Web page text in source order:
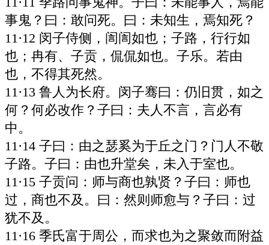
事鬼？曰：敢问死。曰：未知生，焉知死？
11·12 闵子侍侧，訚訚如也；子路，行行如
也；冉有、子贡，侃侃如也。子乐。若由
也，不得其死然。
11·13 鲁人为长府。闵子骞曰：仍旧贯，如之
何？何必改作？子曰：夫人不言，言必有
中。
11·14 子曰：由之瑟奚为于丘之门？门人不敬
子路。子曰：由也升堂矣，未入于室也。
11·15 子贡问：师与商也孰贤？子曰：师也
过，商也不及。曰：然则师愈与？子曰：过
犹不及。
11·16 季氏富于周公，而求也为之聚敛而附益